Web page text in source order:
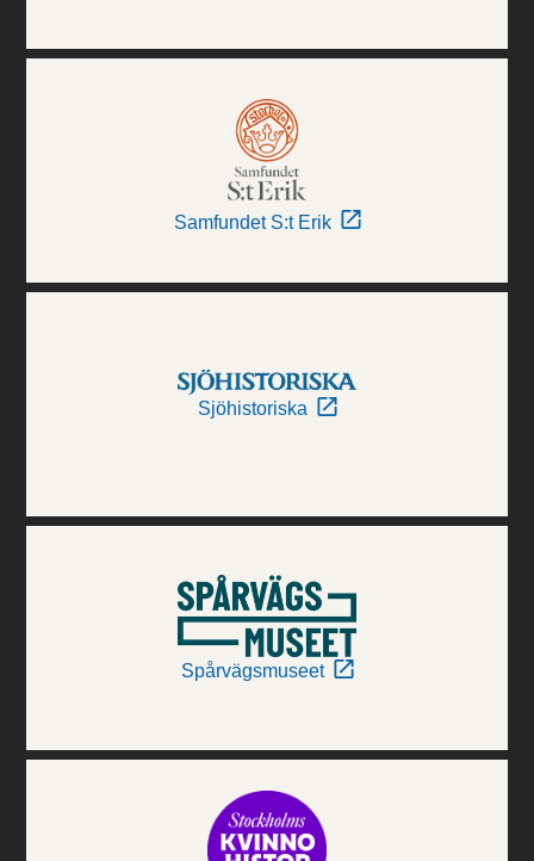
Samfundet S:t Erik
Sjöhistoriska
Spårvägsmuseet